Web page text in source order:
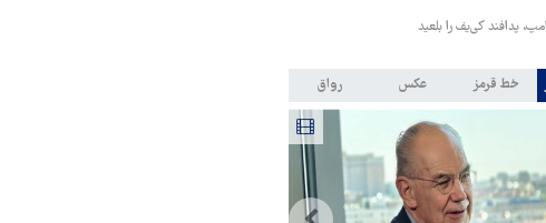
پدافند کی‌یف را بلعید
خط قرمز عکس رواق